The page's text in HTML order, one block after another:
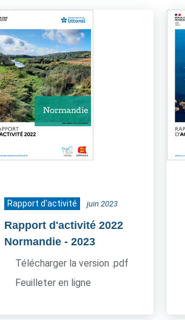
Rapport d'activité juin 2023
Rapport d'activité 2022
Normandie - 2023
Télécharger la version .pdf
Feuilleter en ligne